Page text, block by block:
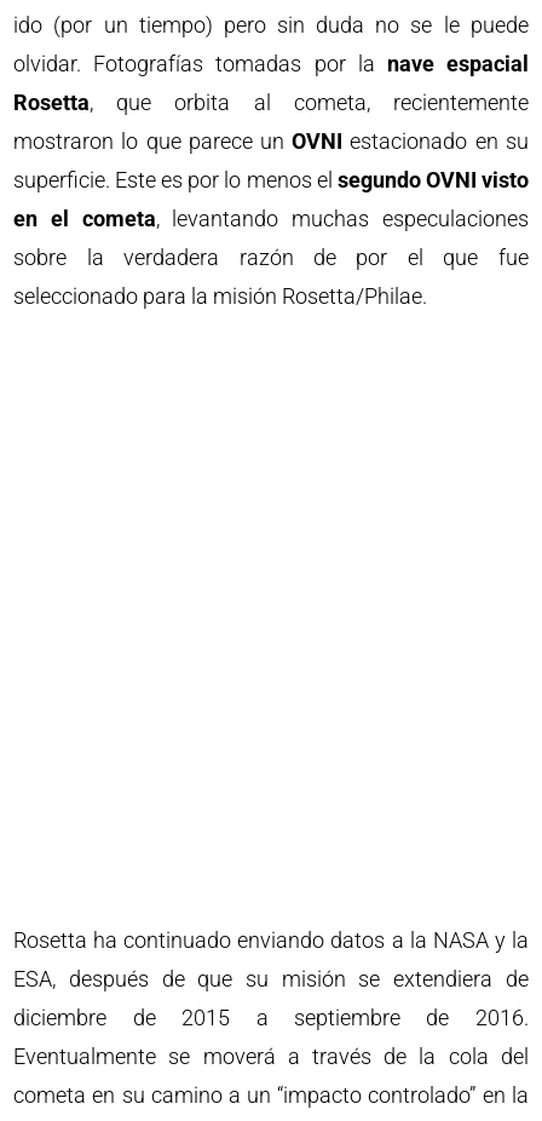
ido (por un tiempo) pero sin duda no se le puede
olvidar. Fotografías tomadas por la nave espacial
Rosetta, que orbita al cometa, recientemente
mostraron lo que parece unOVNI estacionado en su
superficie. Este es por lo menos el segundo OVNI visto
en el cometa, levantando muchas especulaciones
sobre la verdadera razón de por el que fue
seleccionado para la misión Rosetta/Philae.
Rosetta ha continuado enviando datos a la NASA y la
ESA, después de que su misión se extendiera de
diciembre de 2015 a septiembre de 2016.
Eventualmente se moverá a través de la cola del
cometa en su camino a un “impacto controlado” en la